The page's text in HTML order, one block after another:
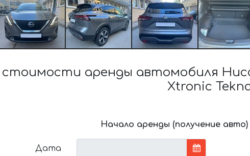
аренды автомобиля
Xtronic
Начало аренды (получение
Дата